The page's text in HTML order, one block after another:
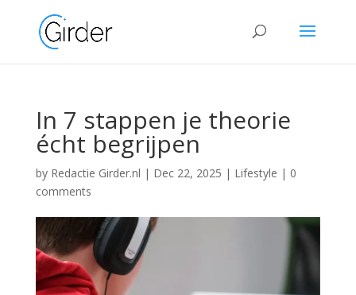
In 7 stappen je theorie
écht begrijpen
by Redactie Girder.nl | Dec 22, 2025 | Lifestyle | 0
comments